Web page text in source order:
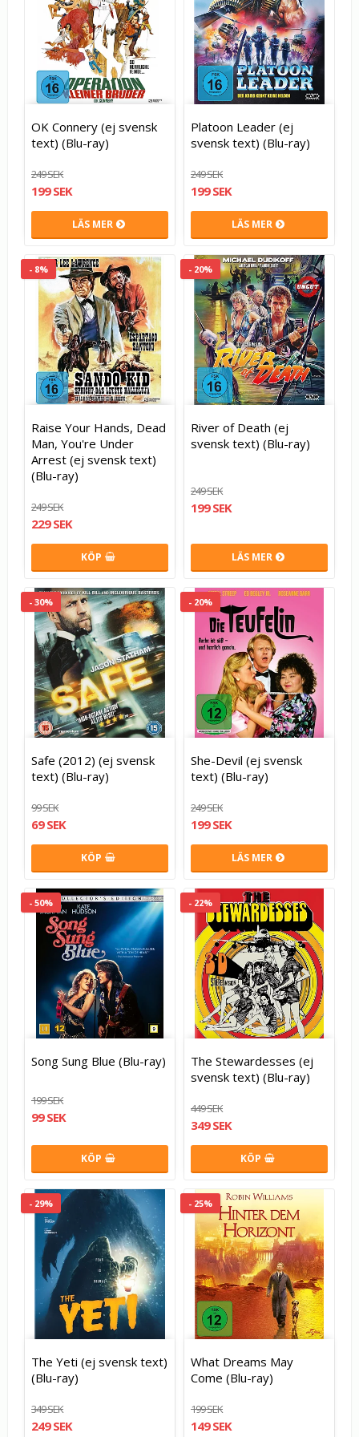
OK Connery (ej svensk
text) (Blu-ray)
249 SEK
199 SEK
LÄS MER
Platoon Leader (ej
svensk text) (Blu-ray)
249 SEK
199 SEK
LÄS MER
- 8%
Raise Your Hands, Dead
Man, You're Under
Arrest (ej svensk text)
(Blu-ray)
249 SEK
229 SEK
KÖP
- 20%
River of Death (ej
svensk text) (Blu-ray)
249 SEK
199 SEK
LÄS MER
- 30%
Safe (2012) (ej svensk
text) (Blu-ray)
99 SEK
69 SEK
KÖP
- 20%
She-Devil (ej svensk
text) (Blu-ray)
249 SEK
199 SEK
LÄS MER
- 50%
Song Sung Blue (Blu-ray)
199 SEK
99 SEK
KÖP
- 22%
The Stewardesses (ej
svensk text) (Blu-ray)
449 SEK
349 SEK
KÖP
- 29%
The Yeti (ej svensk text)
(Blu-ray)
349 SEK
249 SEK
- 25%
What Dreams May
Come (Blu-ray)
199 SEK
149 SEK